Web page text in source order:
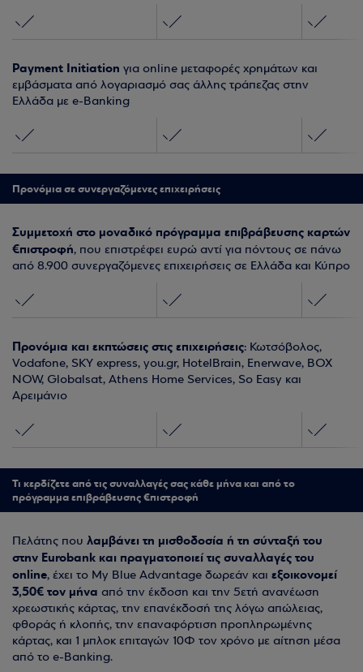
Payment Initiation για online μεταφορές χρημάτων και
εμβάσματα από λογαριασμό σας άλλης τράπεζας στην
Ελλάδα με e-Banking
Προνόμια σε συνεργαζόμενες επιχειρήσεις
Συμμετοχή στο μοναδικό πρόγραμμα επιβράβευσης καρτών
€πιστροφή, που επιστρέφει ευρώ αντί για πόντους σε πάνω
από 8.900 συνεργαζόμενες επιχειρήσεις σε Ελλάδα και Κύπρο
Προνόμια και εκπτώσεις στις επιχειρήσεις: Κωτσόβολος,
Vodafone, SKY express, you.gr, HotelBrain, Enerwave, BOX
NOW, Globalsat, Athens Home Services, So Easy και
Αρειμάνιο
Τι κερδίζετε από τις συναλλαγές σας κάθε μήνα και από το
πρόγραμμα επιβράβευσης €πιστροφή
Πελάτης που λαμβάνει τη μισθοδοσία ή τη σύνταξή του
στην Eurobank και πραγματοποιεί τις συναλλαγές του
online, έχει το My Blue Advantage δωρεάν και εξοικονομεί
3,50€ τον μήνα από την έκδοση και την 5ετή ανανέωση
χρεωστικής κάρτας, την επανέκδοσή της λόγω απώλειας,
φθοράς ή κλοπής, την επαναφόρτιση προπληρωμένης
κάρτας, και 1 μπλοκ επιταγών 10Φ τον χρόνο με αίτηση μέσα
από το e-Banking.